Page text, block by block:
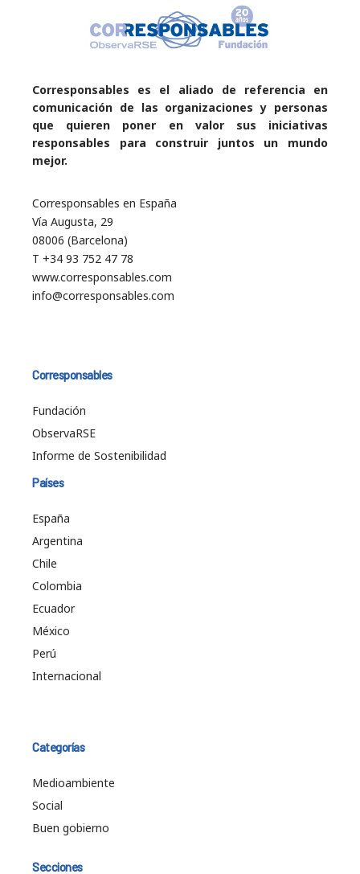
Corresponsables es el aliado de referencia en
comunicación de las organizaciones y personas
que quieren poner en valor sus iniciativas
responsables para construir juntos un mundo
mejor.
Corresponsables en España
Vía Augusta, 29
08006 (Barcelona)
T +34 93 752 47 78
www.corresponsables.com
info@corresponsables.com
Corresponsables
Fundación
ObservaRSE
Informe de Sostenibilidad
Países
España
Argentina
Chile
Colombia
Ecuador
México
Perú
Internacional
Categorías
Medioambiente
Social
Buen gobierno
Secciones